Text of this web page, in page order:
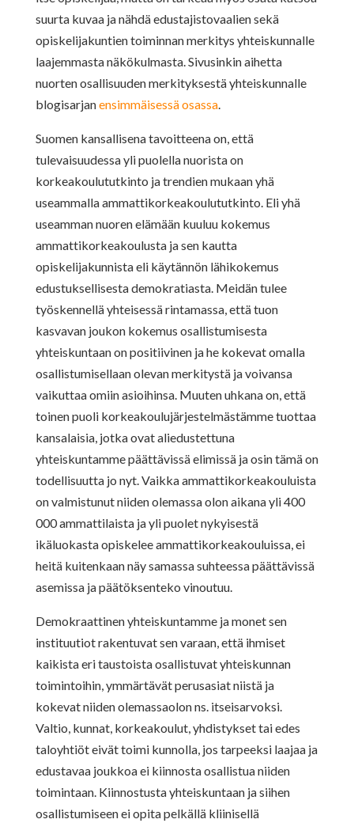
suurta kuvaa ja nähdä edustajistovaalien sekä
opiskelijakuntien toiminnan merkitys yhteiskunnalle
laajemmasta näkökulmasta. Sivusinkin aihetta
nuorten osallisuuden merkityksestä yhteiskunnalle
blogisarjanensimmäisessä osassa.
Suomen kansallisena tavoitteena on, että
tulevaisuudessa yli puolella nuorista on
korkeakoulututkinto ja trendien mukaan yhä
useammalla ammattikorkeakoulututkinto. Eli yhä
useamman nuoren elämään kuuluu kokemus
ammattikorkeakoulusta ja sen kautta
opiskelijakunnista eli käytännön lähikokemus
edustuksellisesta demokratiasta. Meidän tulee
työskennellä yhteisessä rintamassa, että tuon
kasvavan joukon kokemus osallistumisesta
yhteiskuntaan on positiivinen ja he kokevat omalla
osallistumisellaan olevan merkitystä ja voivansa
vaikuttaa omiin asioihinsa. Muuten uhkana on, että
toinen puoli korkeakoulujärjestelmästämme tuottaa
kansalaisia, jotka ovat aliedustettuna
yhteiskuntamme päättävissä elimissä ja osin tämä on
todellisuutta jo nyt. Vaikka ammattikorkeakouluista
on valmistunut niiden olemassa olon aikana yli 400
000 ammattilaista ja yli puolet nykyisestä
ikäluokasta opiskelee ammattikorkeakouluissa, ei
heitä kuitenkaan näy samassa suhteessa päättävissä
asemissa ja päätöksenteko vinoutuu.
Demokraattinen yhteiskuntamme ja monet sen
instituutiot rakentuvat sen varaan, että ihmiset
kaikista eri taustoista osallistuvat yhteiskunnan
toimintoihin, ymmärtävät perusasiat niistä ja
kokevat niiden olemassaolon ns. itseisarvoksi.
Valtio, kunnat, korkeakoulut, yhdistykset tai edes
taloyhtiöt eivät toimi kunnolla, jos tarpeeksi laajaa ja
edustavaa joukkoa ei kiinnosta osallistua niiden
toimintaan. Kiinnostusta yhteiskuntaan ja siihen
osallistumiseen ei opita pelkällä kliinisellä